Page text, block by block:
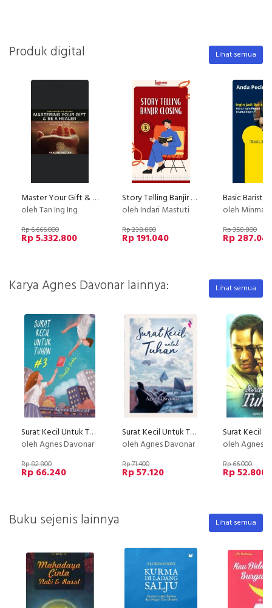
Produk digital Lihat semua
Master Your Gift & Be A Healer
oleh Tan Ing Ing
Rp 6.666.000
Rp 5.332.800
Story Telling Banjir Closing
oleh Indari Mastuti
Rp 238.800
Rp 191.040
Basic Barista
oleh
Rp 358.800
Rp
Karya Agnes Davonar lainnya: Lihat semua
Surat Kecil Untuk Tuhan #3 (Bonus: DVD)
oleh Agnes Davonar
Rp 82.800
Rp 66.240
Surat Kecil Untuk Tuhan
oleh Agnes Davonar
Rp 71.400
Rp 57.120
oleh Agnes
Rp 66.000
Rp 52.800
Buku sejenis lainnya Lihat semua